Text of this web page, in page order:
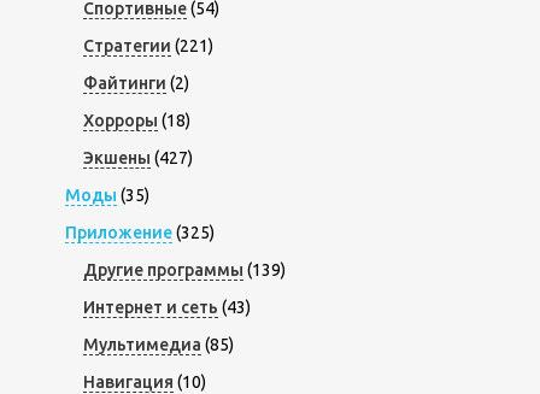
Спортивные(54)
Стратегии (221)
Файтинги (2)
Хорроры (18)
Экшены (427)
Моды (35)
Приложение(325)
Другие программы (139)
Интернет и сеть (43)
Мультимедиа (85)
Навигация (10)